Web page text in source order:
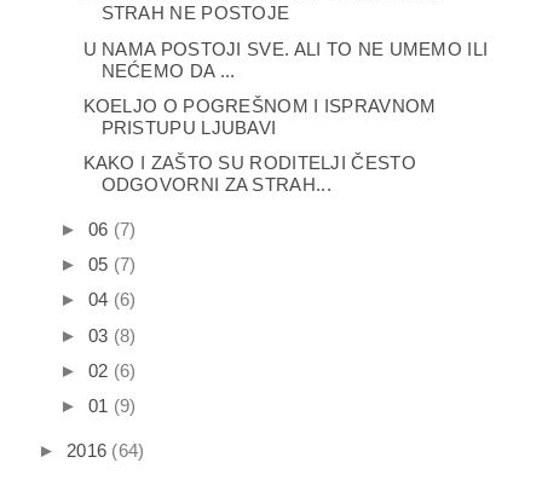
STRAH NE POSTOJE
U NAMA POSTOJI SVE. ALI TO NE UMEMO ILI
NEĆEMO DA ...
KOELJO O POGREŠNOM I ISPRAVNOM
PRISTUPU LJUBAVI
KAKO I ZAŠTO SU RODITELJI ČESTO
ODGOVORNI ZA STRAH...
► 06 (7)
► 05 (7)
► 04 (6)
► 03 (8)
► 02 (6)
► 01 (9)
► 2016 (64)